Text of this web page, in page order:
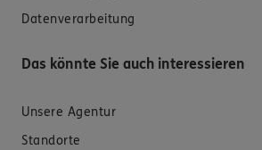
Datenverarbeitung
Das könnte Sie auch interessieren
Unsere Agentur
Standorte